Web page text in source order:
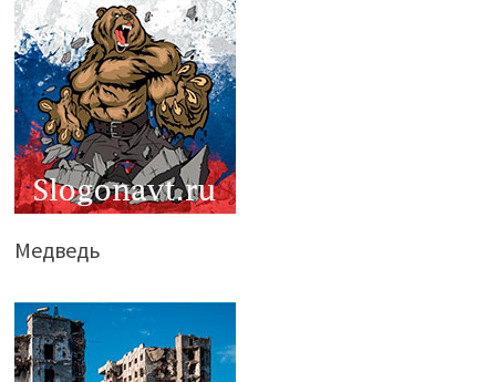
Медведь